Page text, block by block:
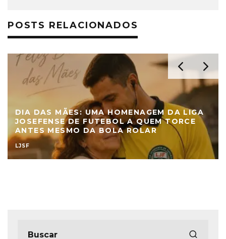
POSTS RELACIONADOS
DIA DAS MÃES: UMA HOMENAGEM DA LIGA
JOSEFENSE DE FUTEBOL A QUEM TORCE
ANTES MESMO DA BOLA ROLAR
LJSF